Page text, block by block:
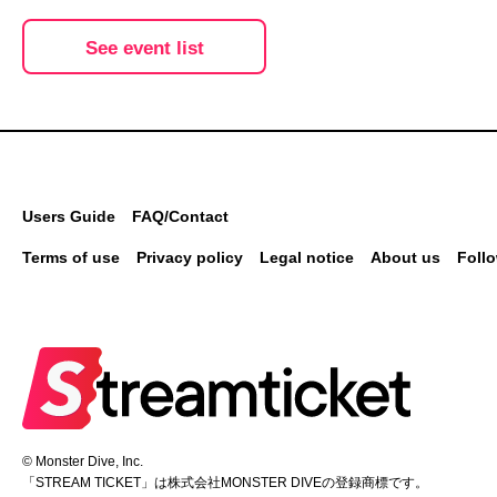
See event list
Users Guide FAQ/Contact
Terms of use Privacy policy Legal notice About us
© Monster Dive, Inc.
「STREAM TICKET」は株式会社MONSTER DIVEの登録商標です。